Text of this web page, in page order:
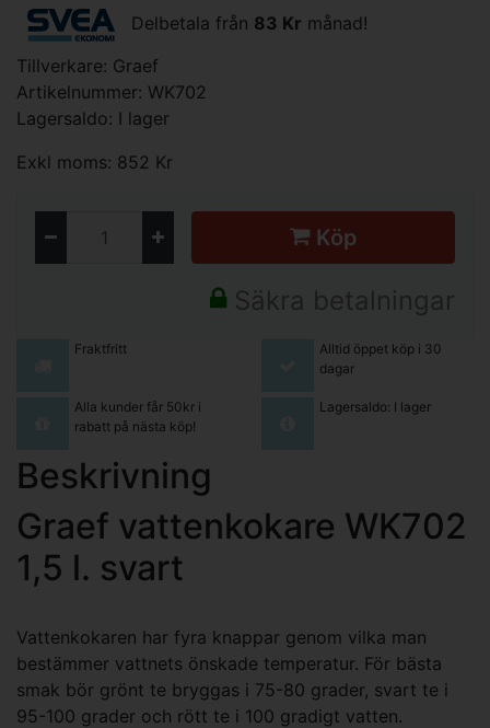
Delbetala från 83 Kr månad!
Tillverkare: Graef
Artikelnummer: WK702
Lagersaldo: I lager
Exkl moms: 852 Kr
Köp
Säkra betalningar
Fraktfritt
Alltid öppet köp i 30
dagar
Alla kunder får 50kr i
rabatt på nästa köp!
Lagersaldo: I lager
Beskrivning
Graef vattenkokare WK702
1,5 l. svart
Vattenkokaren har fyra knappar genom vilka man
bestämmer vattnets önskade temperatur. För bästa
smak bör grönt te bryggas i 75-80 grader, svart te i
95-100 grader och rött te i 100 gradigt vatten.